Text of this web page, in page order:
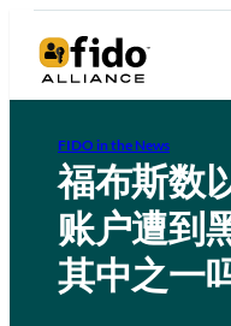
FIDO in the News
福布斯数
账户遭到
其中之一